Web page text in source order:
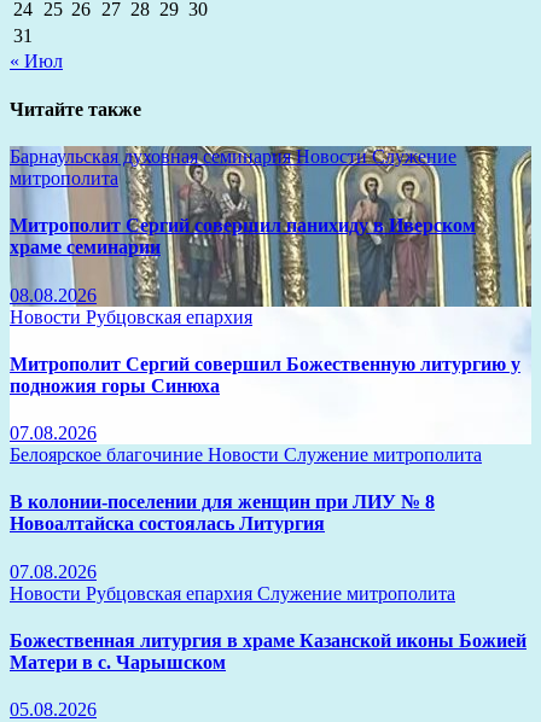
24 25 26 27 28 29 30
31
« Июл
Читайте также
Барнаульская духовная семинарияНовостиСлужение
митрополита
Митрополит Сергий совершил панихиду в Иверском
храме семинарии
08.08.2026
Новости Рубцовская епархия
Митрополит Сергий совершил Божественную литургию у
подножия горы Синюха
07.08.2026
Белоярское благочиние Новости Служение митрополита
В колонии-поселении для женщин при ЛИУ № 8
Новоалтайска состоялась Литургия
07.08.2026
Новости Рубцовская епархия Служение митрополита
Божественная литургия в храме Казанской иконы Божией
Матери в с. Чарышском
05.08.2026